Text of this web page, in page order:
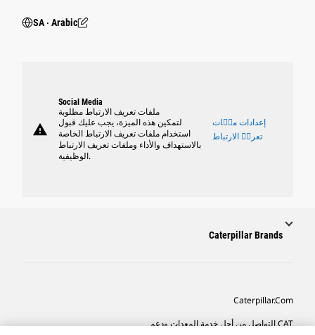
SA ‧ Arabic
warning
Social Media
ملفات تعريف الارتباط مطلوبة
لتمكين هذه الميزة، يجب عليك قبول
استخدام ملفات تعريف الارتباط الخاصة
بالاستهداف والأداء وملفات تعريف الارتباط
الوظيفية.
إعدادات ملٝات
تعريٝ الارتباط
Caterpillar Brands
Caterpillar.com
CAT التواصل من أجل خدمة المعدات ودعم